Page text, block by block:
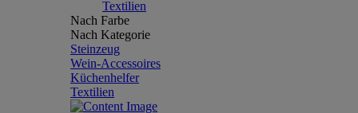
Textilien
Nach Farbe
Nach Kategorie
Steinzeug
Wein-Accessoires
Küchenhelfer
Textilien